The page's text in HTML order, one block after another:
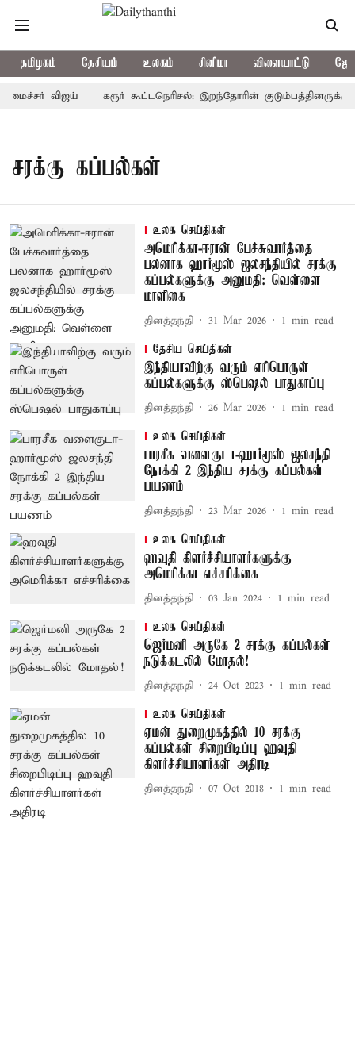
தமிழகம் தேசியம் உலகம் சினிமா விளையாட்டு
விஜய் கரூர் கூட்டநெரிசல்: இறந்தோரின்
சரக்கு கப்பல்கள்
உலக செய்திகள்
அமெரிக்கா-ஈரான் பேச்சுவார்த்தை
பலனாக ஹார்மூஸ் ஜலசந்தியில் சரக்கு
கப்பல்களுக்கு அனுமதி: வெள்ளை
மாளிகை
தினத்தந்தி 31 Mar 2026 1 min read
தேசிய செய்திகள்
இந்தியாவிற்கு வரும் எரிபொருள்
கப்பல்களுக்கு ஸ்பெஷல் பாதுகாப்பு
தினத்தந்தி 26 Mar 2026 1 min read
உலக செய்திகள்
பாரசீக வளைகுடா-ஹார்மூஸ் ஜலசந்தி
நோக்கி 2 இந்திய சரக்கு கப்பல்கள்
பயணம்
தினத்தந்தி 23 Mar 2026 1 min read
உலக செய்திகள்
ஹவுதி கிளர்ச்சியாளர்களுக்கு
அமெரிக்கா எச்சரிக்கை
தினத்தந்தி 03 Jan 2024 1 min read
உலக செய்திகள்
ஜெர்மனி அருகே 2 சரக்கு கப்பல்கள்
நடுக்கடலில் மோதல்!
தினத்தந்தி 24 Oct 2023 1 min read
உலக செய்திகள்
ஏமன் துறைமுகத்தில் 10 சரக்கு
கப்பல்கள் சிறைபிடிப்பு ஹவுதி
கிளர்ச்சியாளர்கள் அதிரடி
தினத்தந்தி 07 Oct 2018 1 min read